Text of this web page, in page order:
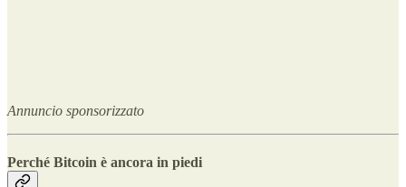
Annuncio sponsorizzato
Perché Bitcoin è ancora in piedi